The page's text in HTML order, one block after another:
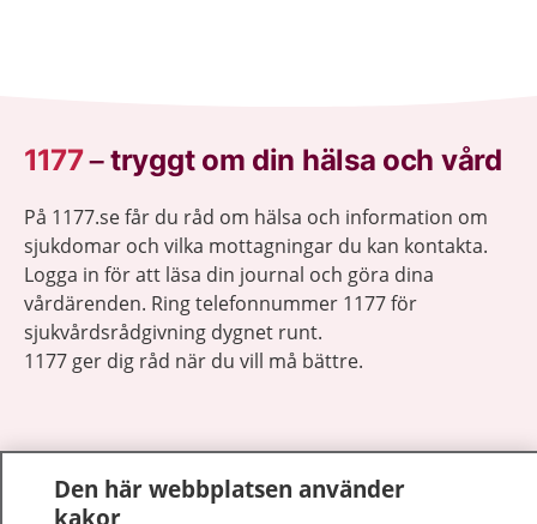
1177–tryggt om din hälsa och vård
På 1177.se får du råd om hälsa och information om
sjukdomar och vilka mottagningar du kan kontakta.
Logga in för att läsa din journal och göra dina
vårdärenden. Ring telefonnummer 1177 för
sjukvårdsrådgivning dygnet runt.
1177 ger dig råd när du vill må bättre.
Den här webbplatsen använder
kakor